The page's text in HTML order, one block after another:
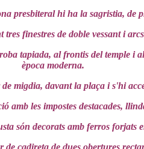
presbiteral hi ha la sagristia, de
finestres de doble vessant i
tapiada, al frontis del temple i
època moderna.
migdia, davant la plaça i s'hi
amb les impostes destacades,
són decorats amb ferros forjats
cadireta de dues obertures